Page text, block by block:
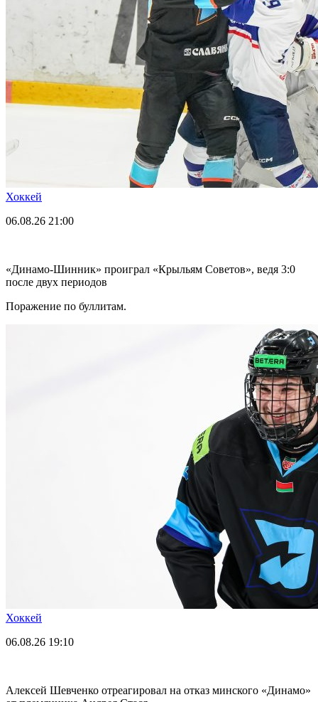
Хоккей
06.08.26 21:00
«Динамо-Шинник» проиграл «Крыльям Советов», ведя 3:0
после двух периодов
Поражение по буллитам.
Хоккей
06.08.26 19:10
Алексей Шевченко отреагировал на отказ минского «Динамо»